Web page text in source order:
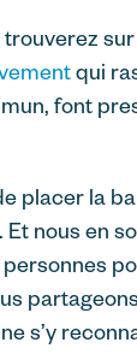
trouverez
qui
font
placer la
nous en
s’y